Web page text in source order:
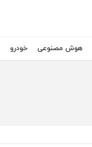
هوش مصنوعی خودرو